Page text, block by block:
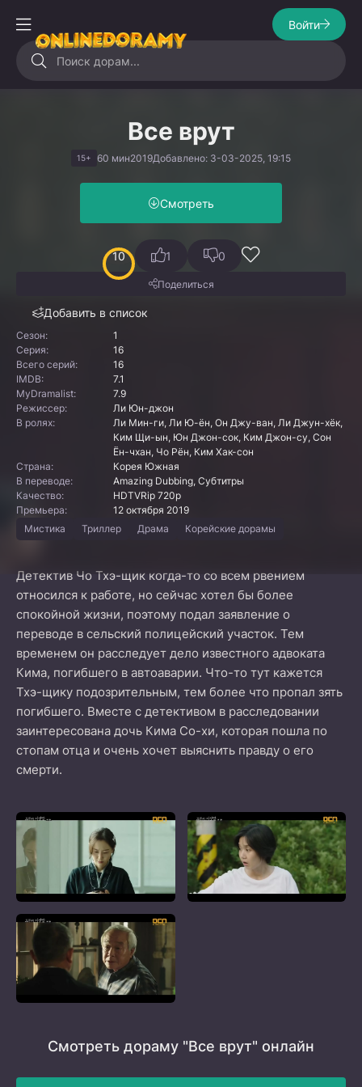
Войти
Все врут
15+ 60 мин2019Добавлено: 3-03-2025, 19:15
Смотреть
10
Добавить в список
1 0
Поделиться
Сезон:
1
Серия:
16
Всего серий:
16
IMDB:
7.1
MyDramalist:
7.9
Режиссер:
Ли Юн-джон
В ролях:
Ли Мин-ги, Ли Ю-ён, Он Джу-ван, Ли Джун-хёк,
Ким Щи-ын, Юн Джон-сок, Ким Джон-су, Сон
Ён-чхан, Чо Рён, Ким Хак-сон
Страна:
Корея Южная
В переводе:
Amazing Dubbing, Субтитры
Качество:
HDTVRip 720p
Премьера:
12 октября 2019
Мистика
Триллер Драма Корейские дорамы
Детектив Чо Тхэ-щик когда-то со всем рвением
относился к работе, но сейчас хотел бы более
спокойной жизни, поэтому подал заявление о
переводе в сельский полицейский участок. Тем
временем он расследует дело известного адвоката
Кима, погибшего в автоаварии. Что-то тут кажется
Тхэ-щику подозрительным, тем более что пропал зять
погибшего. Вместе с детективом в расследовании
заинтересована дочь Кима Со-хи, которая пошла по
стопам отца и очень хочет выяснить правду о его
смерти.
Смотреть дораму "Все врут" онлайн